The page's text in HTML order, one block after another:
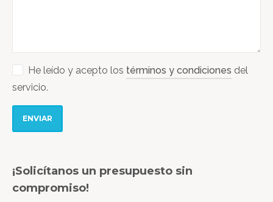
He leído y acepto los términos y condiciones del
servicio.
ENVIAR
¡Solicítanos un presupuesto sin
compromiso!